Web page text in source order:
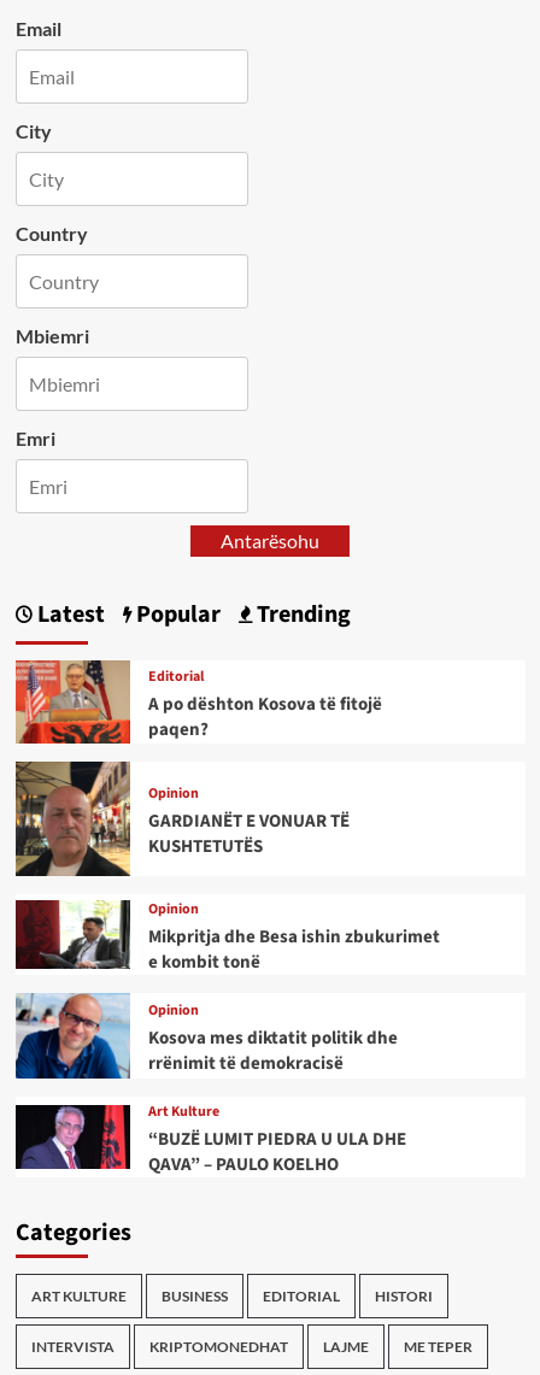
Email
City
Country
Mbiemri
Emri
Antarësohu
Latest Popular Trending
Editorial
A po dështon Kosova të fitojë
paqen?
Opinion
GARDIANËT E VONUAR TË
KUSHTETUTËS
Opinion
Mikpritja dhe Besa ishin zbukurimet
e kombit tonë
Opinion
Kosova mes diktatit politik dhe
rrënimit të demokracisë
Art Kulture
“BUZË LUMIT PIEDRA U ULA DHE
QAVA” – PAULO KOELHO
Categories
ART KULTURE BUSINESS EDITORIAL HISTORI
INTERVISTA KRIPTOMONEDHAT LAJME ME TEPER